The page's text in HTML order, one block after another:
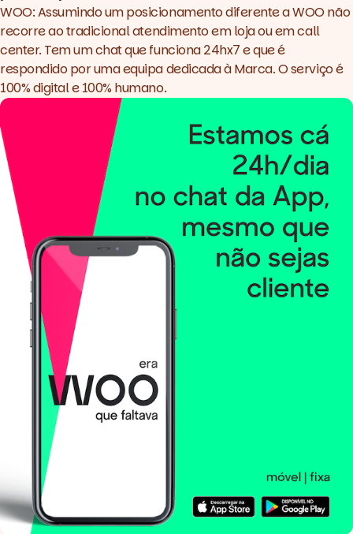
WOO: Assumindo um posicionamento diferente a WOO não
recorre ao tradicional atendimento em loja ou em call
center. Tem um chat que funciona 24hx7 e que é
respondido por uma equipa dedicada à Marca. O serviço é
100% digital e 100% humano.